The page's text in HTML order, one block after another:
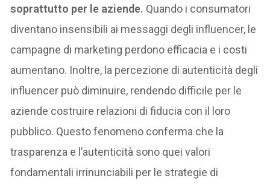
soprattutto per le aziende. Quando i consumatori
diventano insensibili ai messaggi degli influencer, le
campagne di marketing perdono efficacia e i costi
aumentano. Inoltre, la percezione di autenticità degli
influencer può diminuire, rendendo difficile per le
aziende costruire relazioni di fiducia con il loro
pubblico. Questo fenomeno conferma che la
trasparenza e l’autenticità sono quei valori
fondamentali irrinunciabili per le strategie di